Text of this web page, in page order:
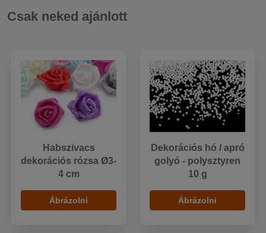
Csak neked ajánlott
Habszivacs
dekorációs rózsa Ø3-
4 cm
Ábrázolni
Dekorációs hó / apró
golyó - polysztyren
10 g
Ábrázolni